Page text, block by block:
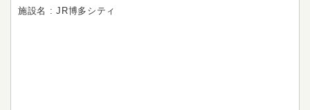
施設名 : JR博多シティ